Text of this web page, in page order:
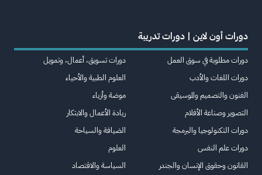
دورات أون لاين | دورات تدريبة
دورات مطلوبة في سوق العمل
دورات اللغات والأدب
الفنون والتصميم والموسيقى
التصوير وصناعة الأفلام
دورات التكنولوجيا والبرمجة
دورات علم النفس
القانون وحقوق الإنسان والجندر
دورات تسويق، أعمال، وتمويل
العلوم الطبية والأحياء
موضة وأزياء
ريادة الأعمال والابتكار
الضيافة والسياحة
العلوم
السياسة والاقتصاد